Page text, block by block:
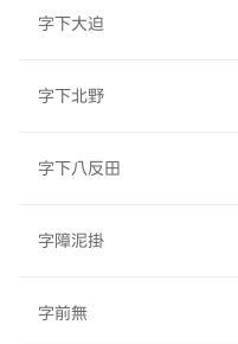
字下大迫
字下北野
字下八反田
字障泥掛
字前無